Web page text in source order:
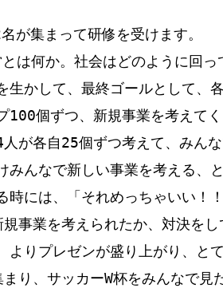
が集まって研修を受けます。
は何か。社会はどのように回
生かして、最終ゴールとして、
100個ずつ、新規事業を考えて
が各自25個ずつ考えて、みん
みんなで新しい事業を考える、
時には、「それめっちゃいい！
事業を考えられたか、対決をし
よりプレゼンが盛り上がり、と
り、サッカーW杯をみんなで